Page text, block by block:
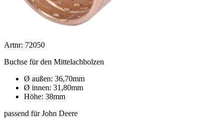
Artnr: 72050
Buchse für den Mittelachbolzen
Ø außen: 36,70mm
Ø innen: 31,80mm
Höhe: 38mm
passend für John Deere